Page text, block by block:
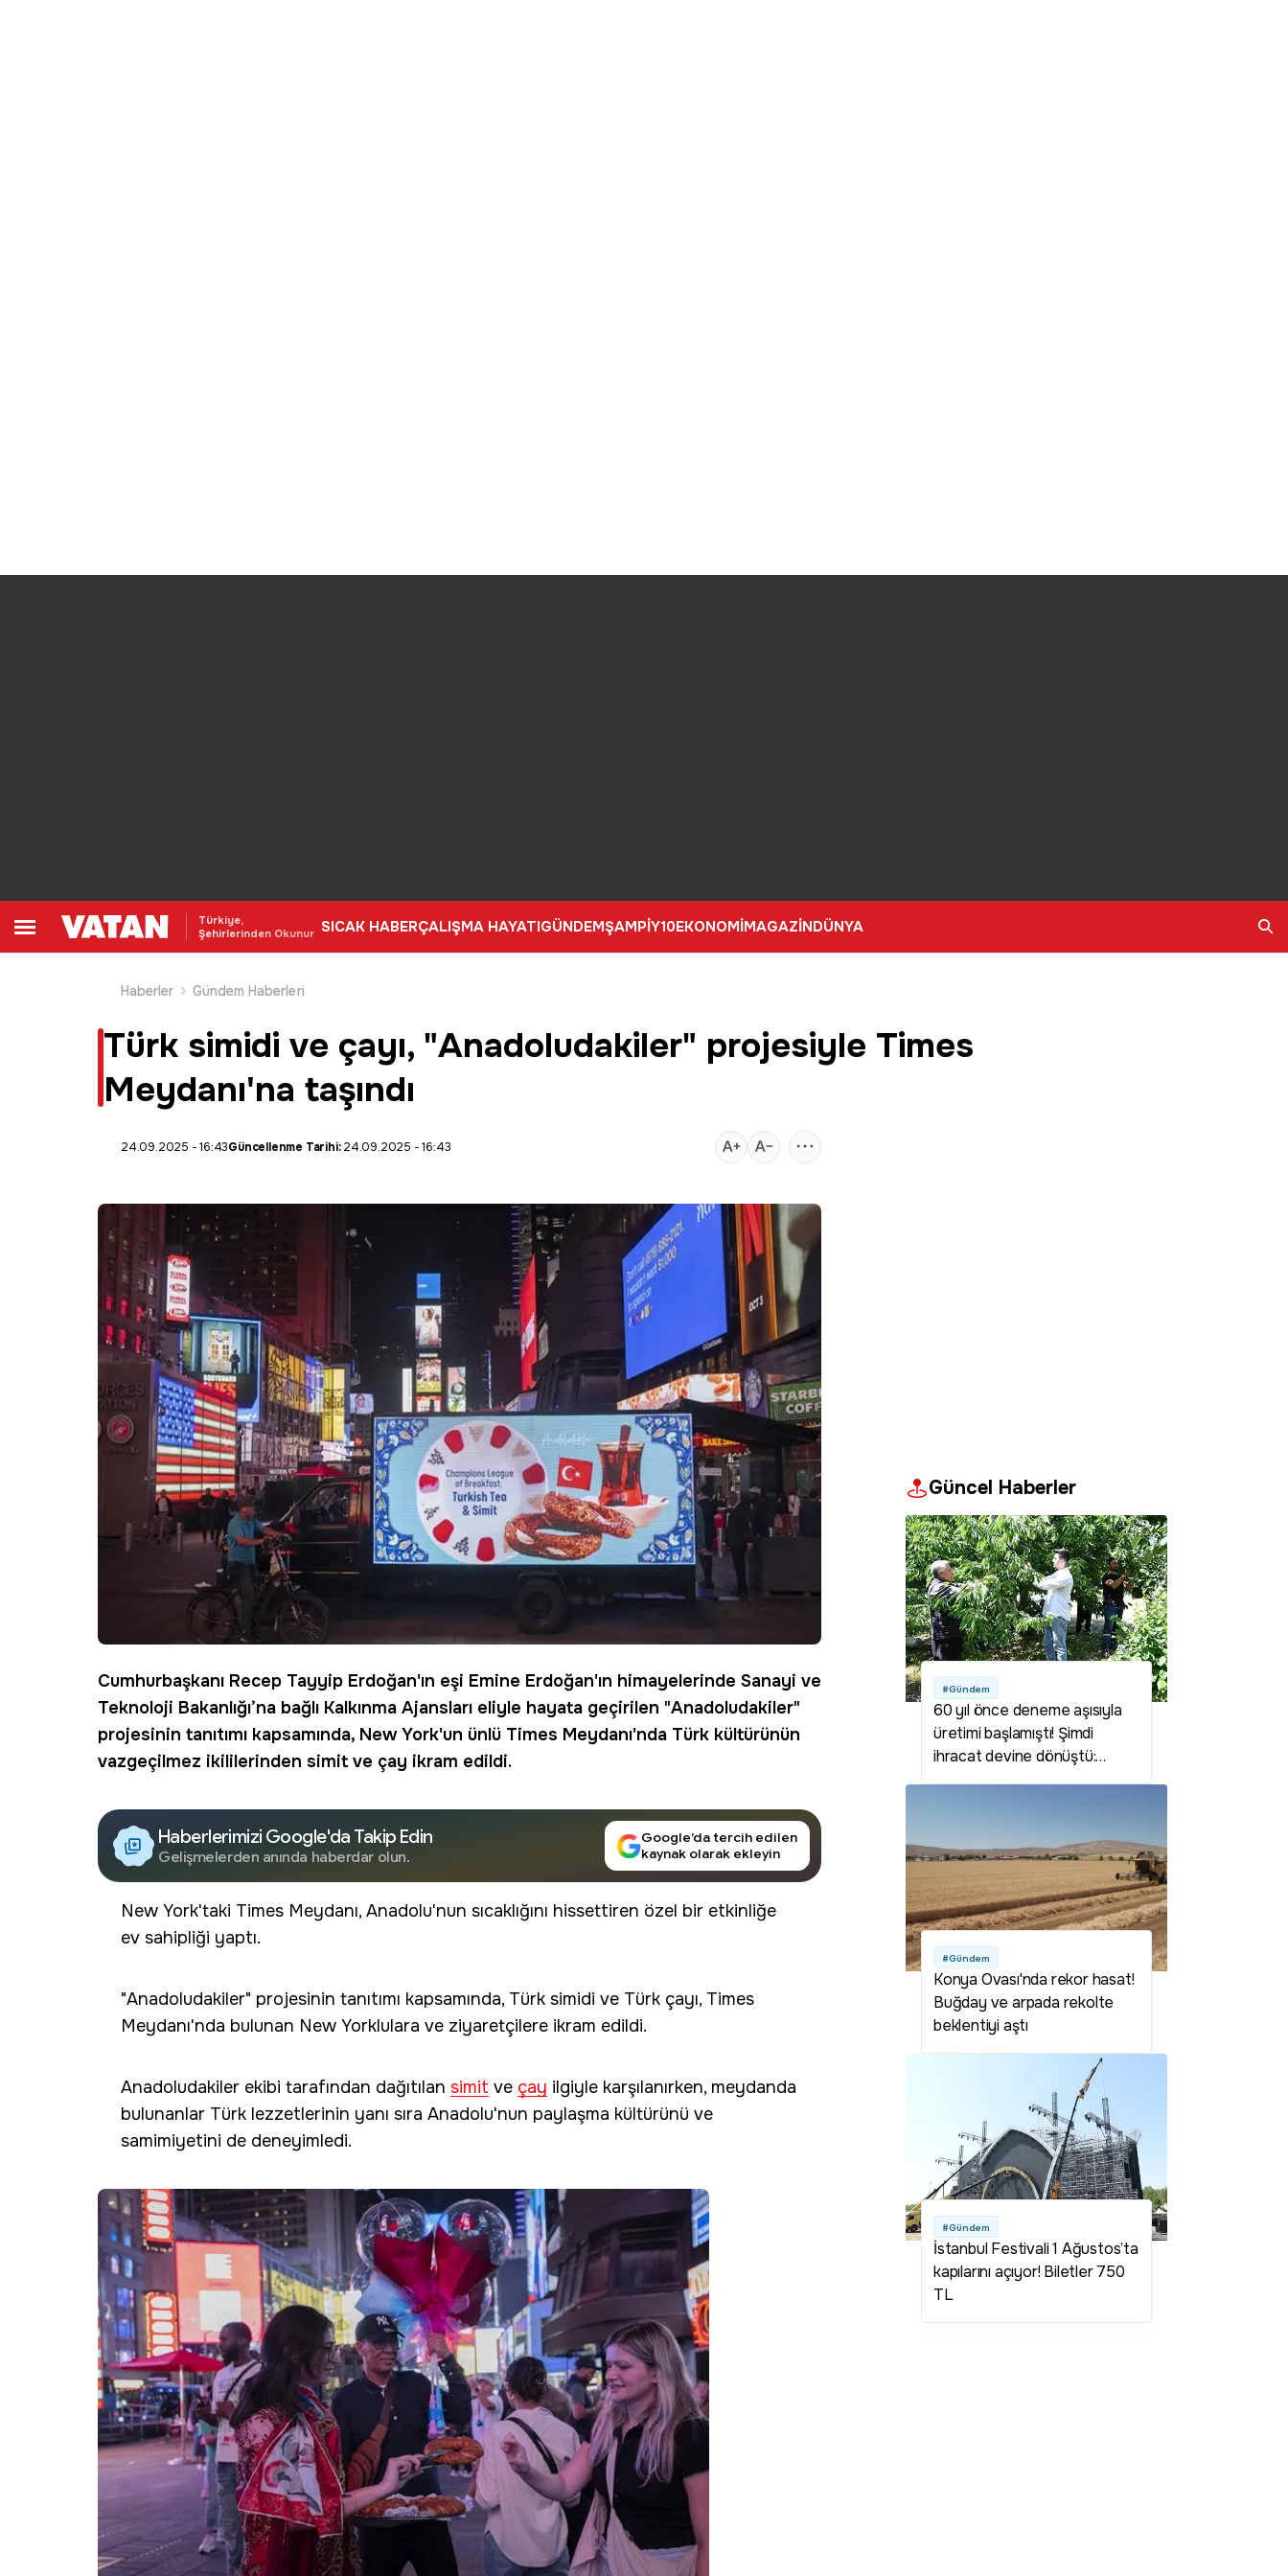
Türkiye,
Şehirlerinden Okunur SICAK HABERÇALIŞMA HAYATIGÜNDEMŞAMPİY10EKONOMİMAGAZİNDÜNYA
Haberler
Gündem Haberleri
Türk simidi ve çayı, "Anadoludakiler" projesiyle Times
Meydanı'na taşındı
24.09.2025 - 16:43Güncellenme Tarihi:24.09.2025 - 16:43
Cumhurbaşkanı Recep Tayyip Erdoğan'ın eşi Emine Erdoğan'ın himayelerinde Sanayi ve
Teknoloji Bakanlığı’na bağlı Kalkınma Ajansları eliyle hayata geçirilen "Anadoludakiler"
projesinin tanıtımı kapsamında, New York'un ünlü Times Meydanı'nda Türk kültürünün
vazgeçilmez ikililerinden simitve çay ikram edildi.
Haberlerimizi Google'da Takip Edin
Gelişmelerden anında haberdar olun.
Google’da tercih edilen
kaynak olarak ekleyin
New York'taki Times Meydanı, Anadolu'nun sıcaklığını hissettiren özel bir etkinliğe
ev sahipliği yaptı.
"Anadoludakiler" projesinin tanıtımı kapsamında, Türk simidi ve Türk çayı, Times
Meydanı'nda bulunan New Yorklulara ve ziyaretçilere ikram edildi.
Anadoludakiler ekibi tarafından dağıtılan simit ve çay ilgiyle karşılanırken, meydanda
bulunanlar Türk lezzetlerinin yanı sıra Anadolu'nun paylaşma kültürünü ve
samimiyetini de deneyimledi.
Güncel Haberler
#Gündem
60 yıl önce deneme aşısıyla
üretimi başlamıştı! Şimdi
ihracat devine dönüştü:
#Gündem
Konya Ovası'nda rekor hasat!
Buğday ve arpada rekolte
beklentiyi aştı
#Gündem
İstanbul Festivali 1 Ağustos’ta
kapılarını açıyor! Biletler 750
TL